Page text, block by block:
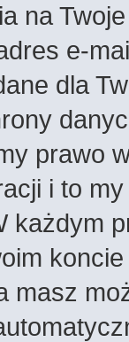
na
e-
dla
prawo
i to
każdym